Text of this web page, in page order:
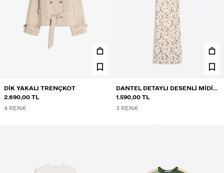
DIK YAKALI TRENÇKOT
2.690,00 TL
4 RENK
DANTEL DETAYLI DESENLI MIDI
ELBISE
1.590,00 TL
3 RENK